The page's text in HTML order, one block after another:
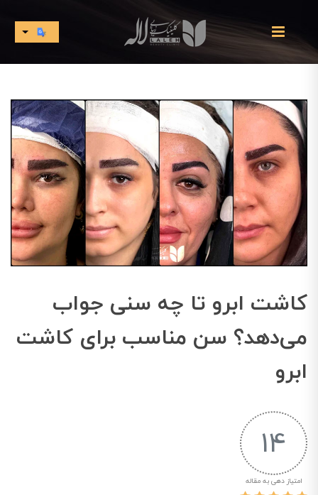
کاشت ابرو تا چه سنی جواب
می‌دهد؟ سن مناسب برای کاشت
ابرو
14
امتیاز دهی به مقاله